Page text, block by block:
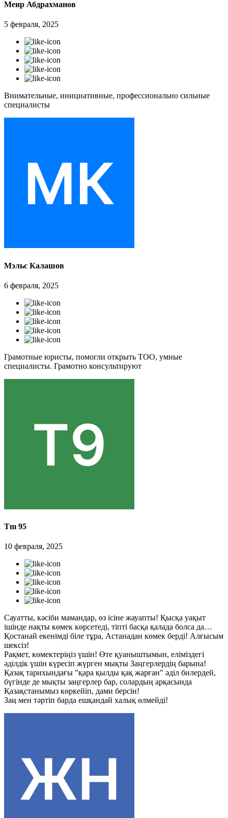
Меир Абдрахманов
5 февраля, 2025
Внимательные, инициативные, профессионально сильные
специалисты
Мэльс Калашов
6 февраля, 2025
Грамотные юристы, помогли открыть ТОО, умные
специалисты. Грамотно консультируют
Tm 95
10 февраля, 2025
Сауатты, кәсіби мамандар, өз ісіне жауапты! Қысқа уақыт
ішінде нақты көмек көрсетеді, тіпті басқа қалада болса да…
Қостанай екенімді біле тұра, Астанадан көмек берді! Алғысым
шексіз!
Рақмет, көмектеріңіз үшін! Өте қуаныштымын, еліміздегі
әділдік үшін күресіп жүрген мықты Заңгерлердің барына!
Қазақ тарихындағы "қара қылды қақ жарған" әділ билердей,
бүгінде де мықты заңгерлер бар, солардың арқасында
Қазақстанымыз көркейіп, дами берсін!
Заң мен тәртіп барда ешқандай халық өлмейді!